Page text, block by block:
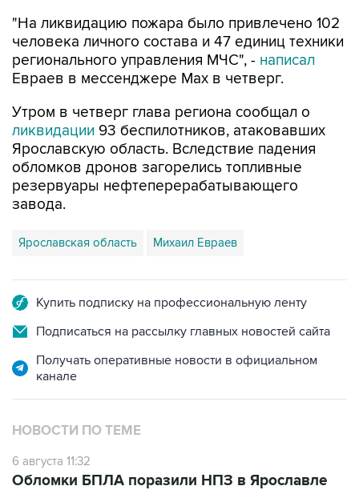
"На ликвидацию пожара было привлечено 102
человека личного состава и 47 единиц техники
регионального управления МЧС", - написал
Евраев в мессенджере Мах в четверг.
Утром в четверг глава региона сообщал о
ликвидации 93 беспилотников, атаковавших
Ярославскую область. Вследствие падения
обломков дронов загорелись топливные
резервуары нефтеперерабатывающего
завода.
Ярославская область Михаил Евраев
Купить подписку на профессиональную ленту
Подписаться на рассылку главных новостей сайта
Получать оперативные новости в официальном
канале
НОВОСТИ ПО ТЕМЕ
6 августа 11:32
Обломки БПЛА поразили НПЗ в Ярославле